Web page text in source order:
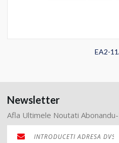
EA2-
Newsletter
Afla Ultimele Noutati